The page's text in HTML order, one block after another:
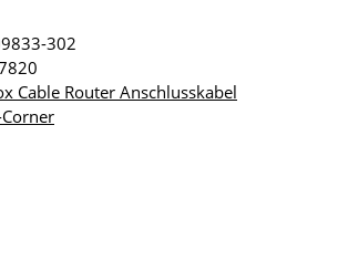
302
Cable Router Anschlusskabel
Corner